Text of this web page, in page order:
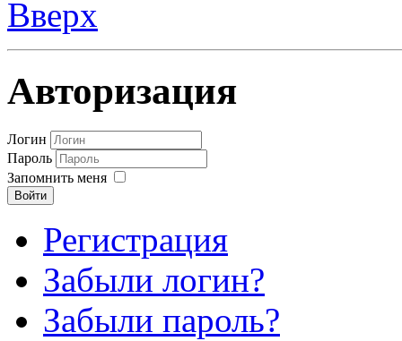
Вверх
Авторизация
Логин
Пароль
Запомнить меня
Войти
Регистрация
Забыли логин?
Забыли пароль?